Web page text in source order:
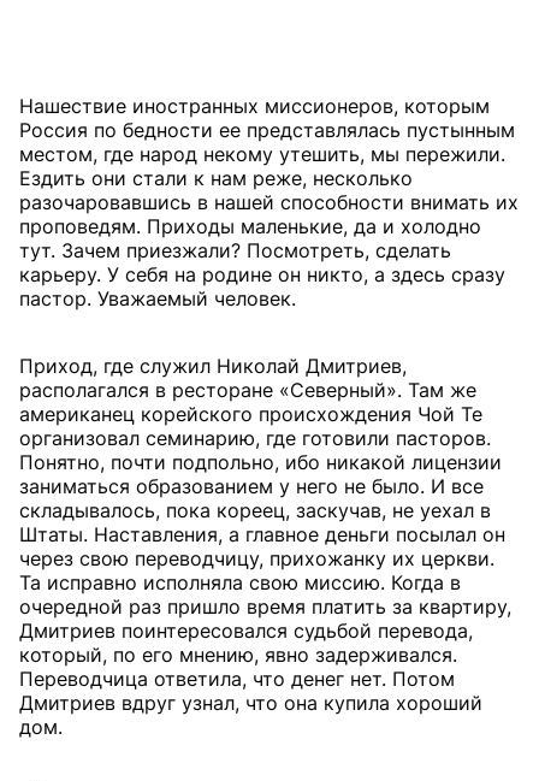
Нашествие иностранных миссионеров, которым
Россия по бедности ее представлялась пустынным
местом, где народ некому утешить, мы пережили.
Ездить они стали к нам реже, несколько
разочаровавшись в нашей способности внимать их
проповедям. Приходы маленькие, да и холодно
тут. Зачем приезжали? Посмотреть, сделать
карьеру. У себя на родине он никто, а здесь сразу
пастор. Уважаемый человек.
Приход, где служил Николай Дмитриев,
располагался в ресторане «Северный». Там же
американец корейского происхождения Чой Те
организовал семинарию, где готовили пасторов.
Понятно, почти подпольно, ибо никакой лицензии
заниматься образованием у него не было. И все
складывалось, пока кореец, заскучав, не уехал в
Штаты. Наставления, а главное деньги посылал он
через свою переводчицу, прихожанку их церкви.
Та исправно исполняла свою миссию. Когда в
очередной раз пришло время платить за квартиру,
Дмитриев поинтересовался судьбой перевода,
который, по его мнению, явно задерживался.
Переводчица ответила, что денег нет. Потом
Дмитриев вдруг узнал, что она купила хороший
дом.